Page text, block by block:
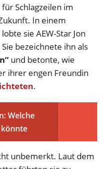
Schlagzeilen im
In einem
sie AEW-Star Jon
bezeichnete ihn als
und betonte, wie
ihrer engen Freundin
.
Welche
könnte
unbemerkt. Laut dem